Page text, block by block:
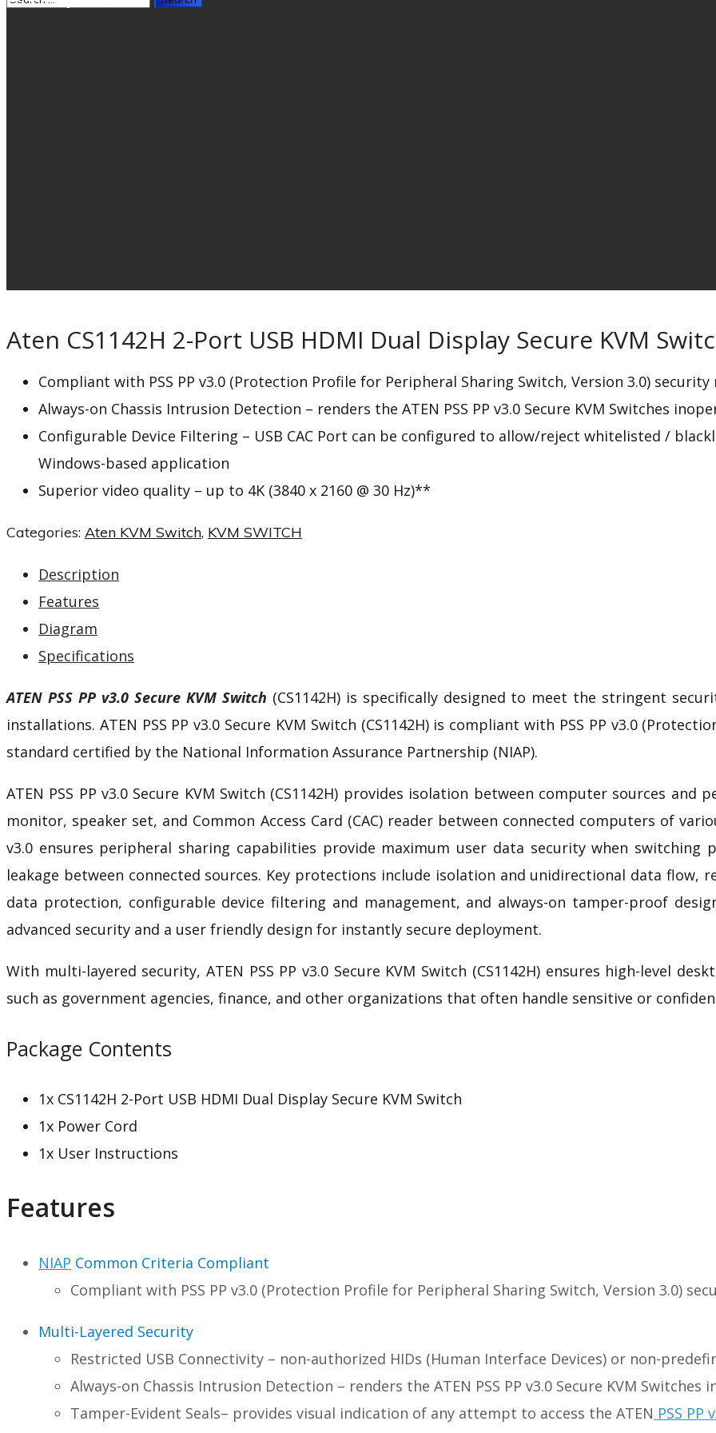
Aten CS1142H 2-Port USB HDMI Dual Display Secure KVM
Compliant with PSS PP v3.0 (Protection Profile for Peripheral Sharing Switch, Version 3.0)
Always-on Chassis Intrusion Detection – renders the ATEN PSS PP v3.0 Secure KVM Switches
Configurable Device Filtering – USB CAC Port can be configured to allow/reject whitelisted /
Windows-based application
Superior video quality – up to 4K (3840 x 2160 @ 30 Hz)**
Categories: Aten KVM Switch, KVM SWITCH
Description
Features
Diagram
Specifications
ATEN PSS PP v3.0 Secure KVM Switch (CS1142H) is specifically designed to meet the stringent
installations. ATEN PSS PP v3.0 Secure KVM Switch (CS1142H) is compliant with PSS PP v3.0
standard certified by the National Information Assurance Partnership (NIAP).
ATEN PSS PP v3.0 Secure KVM Switch (CS1142H) provides isolation between computer sources and
monitor, speaker set, and Common Access Card (CAC) reader between connected computers of
v3.0 ensures peripheral sharing capabilities provide maximum user data security when
leakage between connected sources. Key protections include isolation and unidirectional data
data protection, configurable device filtering and management, and always-on tamper-proof
advanced security and a user friendly design for instantly secure deployment.
With multi-layered security, ATEN PSS PP v3.0 Secure KVM Switch (CS1142H) ensures high-level
such as government agencies, finance, and other organizations that often handle sensitive or
Package Contents
1x CS1142H 2-Port USB HDMI Dual Display Secure KVM Switch
1x Power Cord
1x User Instructions
Features
NIAP Common Criteria Compliant
Compliant with PSS PP v3.0 (Protection Profile for Peripheral Sharing Switch, Version 3.0)
Multi-Layered Security
Restricted USB Connectivity – non-authorized HIDs (Human Interface Devices) or non-
Always-on Chassis Intrusion Detection – renders the ATEN PSS PP v3.0 Secure KVM
Tamper-Evident Seals– provides visual indication of any attempt to access the ATEN PSS PP